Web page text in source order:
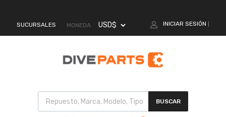
SUCURSALES MONEDA INICIAR SESIÓN
BUSCAR